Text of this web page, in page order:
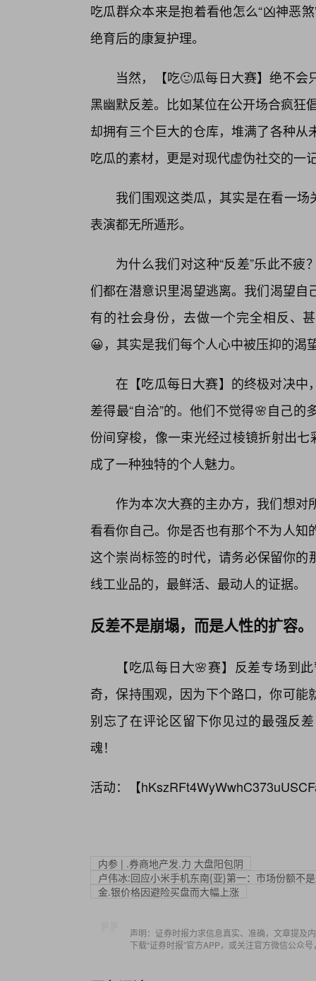
吃瓜群众本来是抱着看他怎么“凶神恶
绝育后的康复护理。
当然，【吃🙂瓜每日大赛】绝不
黑幽默反差。比如某位在公开场合疯狂
却拥有三个巨大的仓库，堆满了各种
吃瓜的素材，更是对现代虚伪社交的一
我们围观这类瓜，其实是在看一场
表演都无所遁形。
为什么我们对这种“反差”乐此不
们都在潜意识里渴望逃离。我们渴望
有的社会身份，去做一个完全相反、
😀，其实是我们每个人心中被压抑的渴
在【吃瓜每日大赛】的终极对决中
差得最“自洽”的。他们不觉得🌸自己
份间穿梭，像一束光经过棱镜折射出
成了一种独特的个人魅力。
作为本次大赛的主办方，我们想对
看看你自己。你是否也有那个不为人知
这个崇尚标签的时代，请务必保留你
线工业品的，最鲜活、最动人的证据。
反差不是崩塌，而是人性的扩容。
【吃瓜每日大🌸赛】反差专场到
奇，保持围观，因为下个路口，你可能
别忘了在评论区留下你见过的最强反
魂！
活动：【
内参 | .券商地产发.力 大盘阳包阴
卢伟冰:回应小米手机东南{亚}第一：市场份额不
金.银价格因避险买盘而大幅上涨
声明：证券时报力求信息真实、准确，文章提及
下载“证券时报”官方APP，或关注官方微信公众